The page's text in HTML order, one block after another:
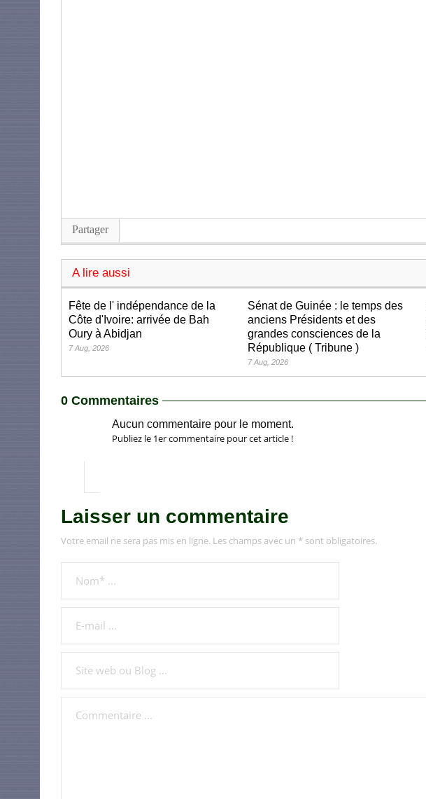
Partager
A lire aussi
Fête de l' indépendance de la
Côte d'Ivoire: arrivée de Bah
Oury à Abidjan
7 Aug, 2026
Sénat de Guinée : le temps des
anciens Présidents et des
grandes consciences de la
République ( Tribune )
7 Aug, 2026
0 Commentaires
Aucun commentaire pour le moment.
Publiez le 1er commentaire pour cet article !
Laisser un commentaire
Votre email ne sera pas mis en ligne. Les champs avec un * sont obligatoires.